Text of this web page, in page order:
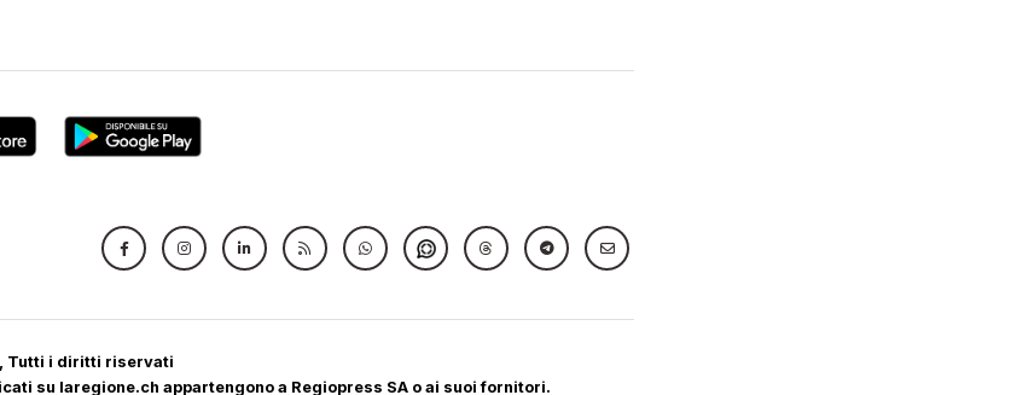
Tutti i diritti riservati
su laregione.ch appartengono a Regiopress SA o ai suoi fornitori.